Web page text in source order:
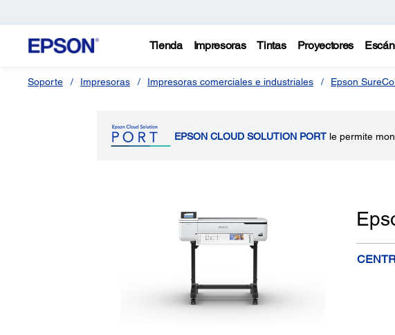
Tienda Impresoras Tintas Proyectores
Soporte Impresoras Impresoras comerciales e industriales Epson
EPSON CLOUD SOLUTION PORT le permite